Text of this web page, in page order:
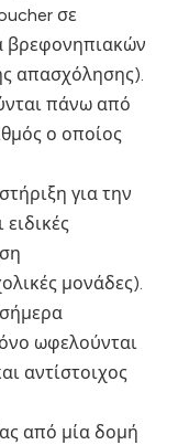
σε
βρεφονηπιακών
απασχόλησης).
πάνω από
ο οποίος
για την
μονάδες).
ωφελούνται
αντίστοιχος
από μία δομή